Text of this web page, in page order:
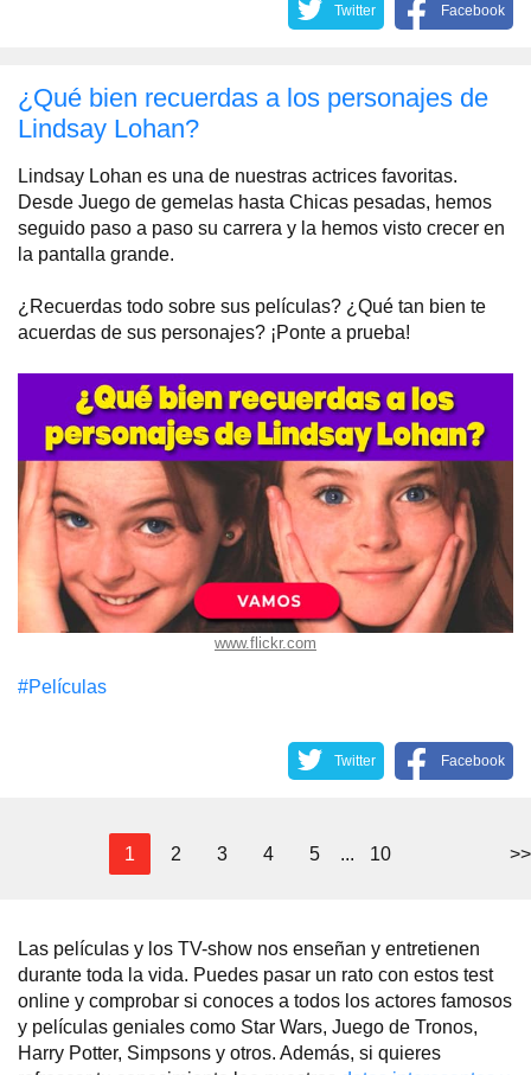
Twitter Facebook
¿Qué bien recuerdas a los personajes de
Lindsay Lohan?
Lindsay Lohan es una de nuestras actrices favoritas.
Desde Juego de gemelas hasta Chicas pesadas, hemos
seguido paso a paso su carrera y la hemos visto crecer en
la pantalla grande.
¿Recuerdas todo sobre sus películas? ¿Qué tan bien te
acuerdas de sus personajes? ¡Ponte a prueba!
www.flickr.com
#Películas
Twitter Facebook
1 2 3 4 5 ... 10 >>
Las películas y los TV-show nos enseñan y entretienen
durante toda la vida. Puedes pasar un rato con estos test
online y comprobar si conoces a todos los actores famosos
y películas geniales como Star Wars, Juego de Tronos,
Harry Potter, Simpsons y otros. Además, si quieres